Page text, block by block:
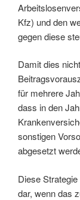
Kfz) und den
gegen diese
Damit dies
für mehrere
dass in den
sonstigen
abgesetzt
Diese
dar, wenn das